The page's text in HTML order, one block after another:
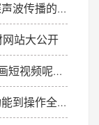
奇妙过程！
站大公开
手必看技巧！
作全面对比